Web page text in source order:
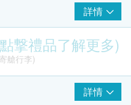
詳情
撃禮品了解更多)
艙行李)
詳情